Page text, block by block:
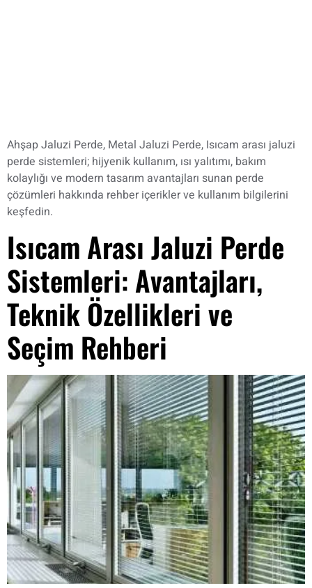
Ahşap Jaluzi Perde, Metal Jaluzi Perde, Isıcam arası jaluzi
perde sistemleri; hijyenik kullanım, ısı yalıtımı, bakım
kolaylığı ve modern tasarım avantajları sunan perde
çözümleri hakkında rehber içerikler ve kullanım bilgilerini
keşfedin.
Isıcam Arası Jaluzi Perde
Sistemleri: Avantajları,
Teknik Özellikleri ve
Seçim Rehberi